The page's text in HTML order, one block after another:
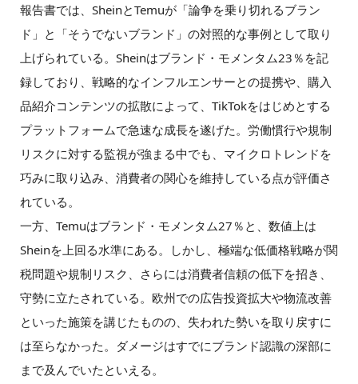
報告書では、SheinとTemuが「論争を乗り切れるブラン
ド」と「そうでないブランド」の対照的な事例として取り
上げられている。Sheinはブランド・モメンタム23％を記
録しており、戦略的なインフルエンサーとの提携や、購入
品紹介コンテンツの拡散によって、TikTokをはじめとする
プラットフォームで急速な成長を遂げた。労働慣行や規制
リスクに対する監視が強まる中でも、マイクロトレンドを
巧みに取り込み、消費者の関心を維持している点が評価さ
れている。
一方、Temuはブランド・モメンタム27％と、数値上は
Sheinを上回る水準にある。しかし、極端な低価格戦略が関
税問題や規制リスク、さらには消費者信頼の低下を招き、
守勢に立たされている。欧州での広告投資拡大や物流改善
といった施策を講じたものの、失われた勢いを取り戻すに
は至らなかった。ダメージはすでにブランド認識の深部に
まで及んでいたといえる。